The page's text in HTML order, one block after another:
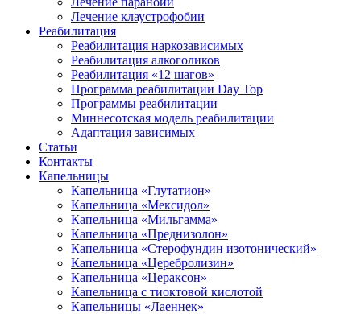
Лечение клаустрофобии
Реабилитация
Реабилитация наркозависимых
Реабилитация алкоголиков
Реабилитация «12 шагов»
Программа реабилитации Day Top
Программы реабилитации
Миннесотская модель реабилитации
Адаптация зависимых
Статьи
Контакты
Капельницы
Капельница «Глутатион»
Капельница «Мексидол»
Капельница «Мильгамма»
Капельница «Преднизолон»
Капельница «Стерофундин изотонический»
Капельница «Церебролизин»
Капельница «Цераксон»
Капельница с тиоктовой кислотой
Капельницы «Лаеннек»